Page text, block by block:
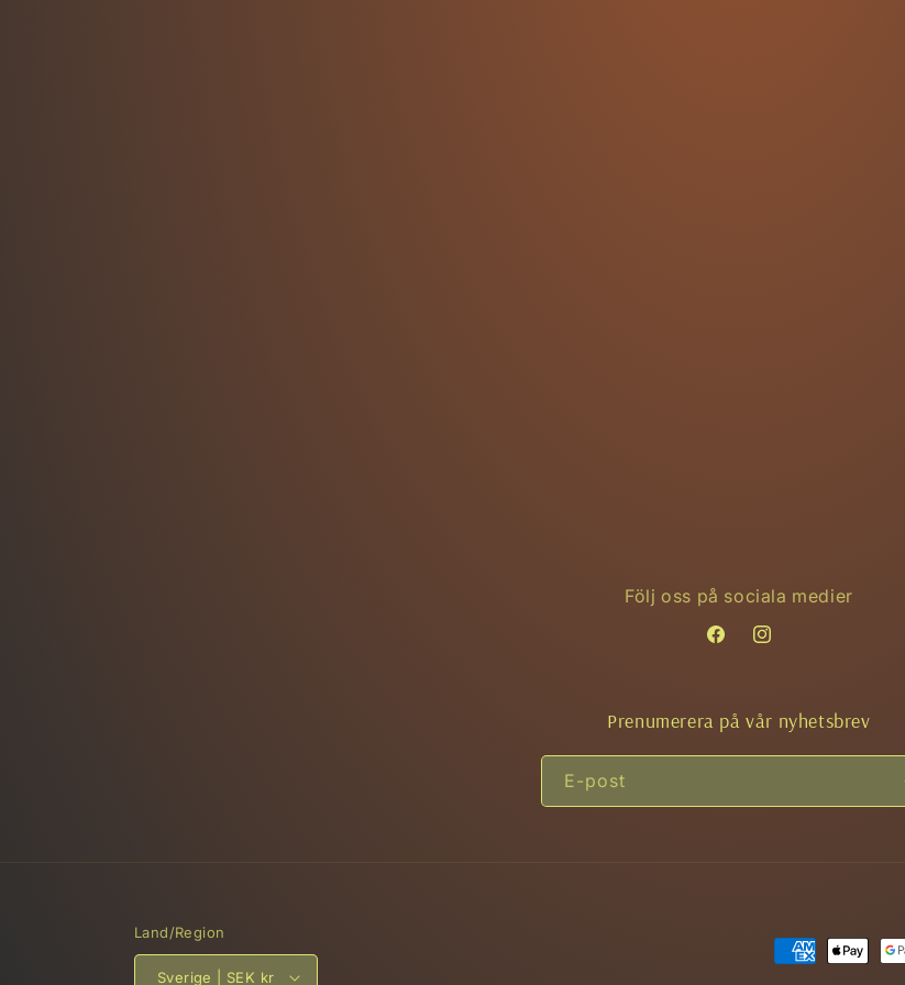
Följ oss på sociala medier
FacebookInstagram
Prenumerera på vår nyhetsbrev
E-post
Land/Region
Sverige | SEK kr
Betalningsmetoder